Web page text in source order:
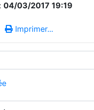
04/03/2017 19:19
Imprimer...